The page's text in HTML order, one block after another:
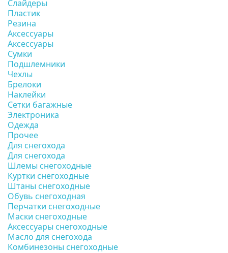
Слайдеры
Пластик
Резина
Аксессуары
Аксессуары
Сумки
Подшлемники
Чехлы
Брелоки
Наклейки
Сетки багажные
Электроника
Одежда
Прочее
Для снегохода
Для снегохода
Шлемы снегоходные
Куртки снегоходные
Штаны снегоходные
Обувь снегоходная
Перчатки снегоходные
Маски снегоходные
Аксессуары снегоходные
Масло для снегохода
Комбинезоны снегоходные